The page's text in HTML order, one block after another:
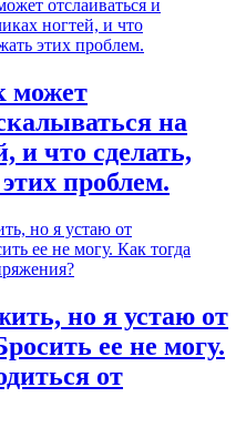
может
на
и что сделать,
проблем.
но я устаю от
ее не могу.
от